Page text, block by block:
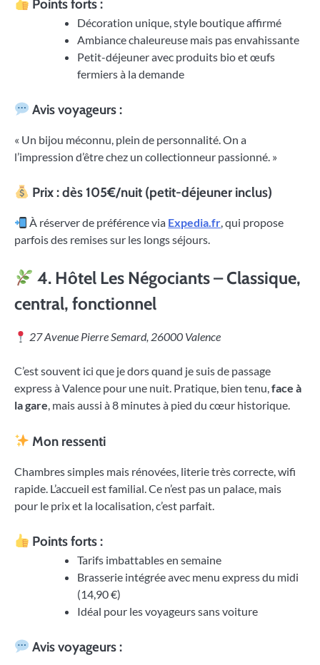
Points forts :
Décoration unique, style boutique affirmé
Ambiance chaleureuse mais pas envahissante
Petit-déjeuner avec produits bio et œufs
fermiers à la demande
Avis voyageurs :
« Un bijou méconnu, plein de personnalité. On a
l’impression d’être chez un collectionneur passionné. »
Prix : dès 105€/nuit (petit-déjeuner inclus)
À réserver de préférence via Expedia.fr, qui propose
parfois des remises sur les longs séjours.
4. Hôtel Les Négociants – Classique,
central, fonctionnel
27 Avenue Pierre Semard, 26000 Valence
C’est souvent ici que je dors quand je suis de passage
express à Valence pour une nuit. Pratique, bien tenu,face à
la gare, mais aussi à 8 minutes à pied du cœur historique.
Mon ressenti
Chambres simples mais rénovées, literie très correcte, wifi
rapide. L’accueil est familial. Ce n’est pas un palace, mais
pour le prix et la localisation, c’est parfait.
Points forts :
Tarifs imbattables en semaine
Brasserie intégrée avec menu express du midi
(14,90 €)
Idéal pour les voyageurs sans voiture
Avis voyageurs :